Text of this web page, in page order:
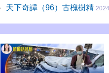
天下奇譚（96）古槐樹精